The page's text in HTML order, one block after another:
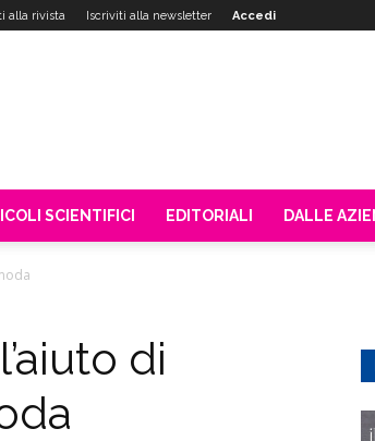
alla rivista Iscriviti alla newsletter Accedi
SCIENTIFICI EDITORIALI DALLE
di